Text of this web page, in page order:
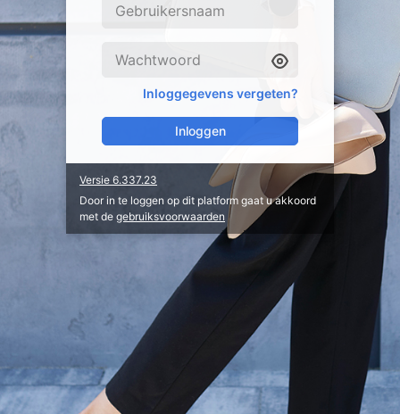
Inloggegevens vergeten?
Inloggen
Versie 6.337.23
Door in te loggen op dit platform gaat u akkoord
met de gebruiksvoorwaarden